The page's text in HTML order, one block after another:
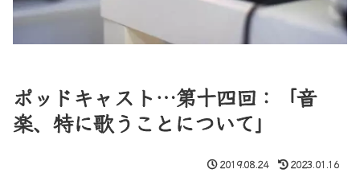
ポッドキャスト…第十四回：「音
楽、特に歌うことについて」
2019.08.24 2023.01.16